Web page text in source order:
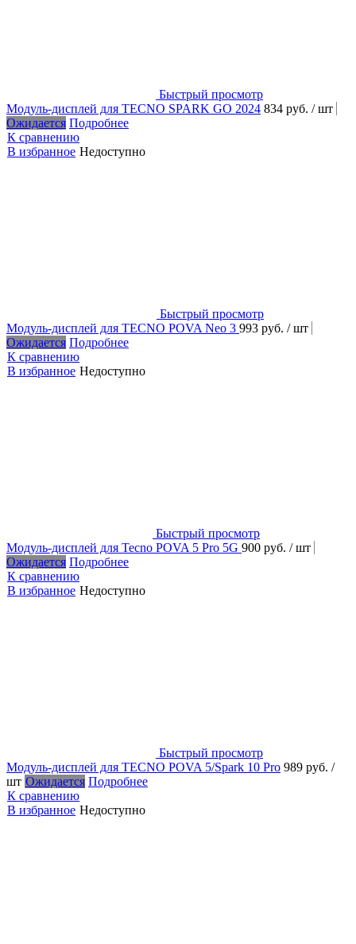
Быстрый просмотр
Модуль-дисплей для TECNO SPARK GO 2024 834 руб. / шт
Ожидается Подробнее
К сравнению
В избранное Недоступно
Быстрый просмотр
Модуль-дисплей для TECNO POVA Neo 3 993 руб. / шт
Ожидается Подробнее
К сравнению
В избранное Недоступно
Быстрый просмотр
Модуль-дисплей для Tecno POVA 5 Pro 5G 900 руб. / шт
Ожидается Подробнее
К сравнению
В избранное Недоступно
Быстрый просмотр
Модуль-дисплей для TECNO POVA 5/Spark 10 Pro 989 руб. /
шт Ожидается Подробнее
К сравнению
В избранное Недоступно